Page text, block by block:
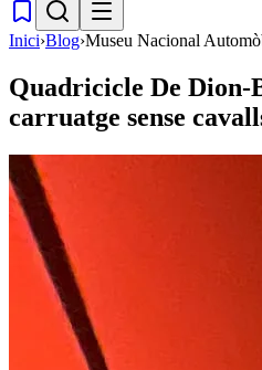
Inici›Blog›Museu Nacional
Quadricicle De Dion-
carruatge sense